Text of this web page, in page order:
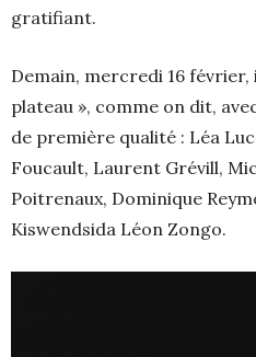
gratifiant.
Demain, mercredi 16
plateau », comme on dit,
de première qualité : Léa
Foucault, Laurent Grévill,
Poitrenaux, Dominique
Kiswendsida Léon Zongo.